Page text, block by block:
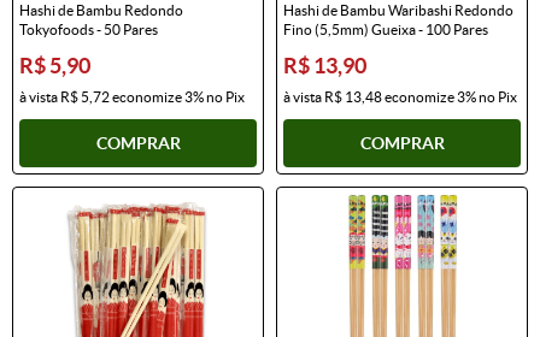
Hashi de Bambu Redondo
Tokyofoods - 50 Pares
R$ 5,90
à vista R$ 5,72economize3%no Pix
COMPRAR
Hashi de Bambu Waribashi Redondo
Fino (5,5mm) Gueixa - 100 Pares
R$ 13,90
à vista R$ 13,48economize3%no Pix
COMPRAR